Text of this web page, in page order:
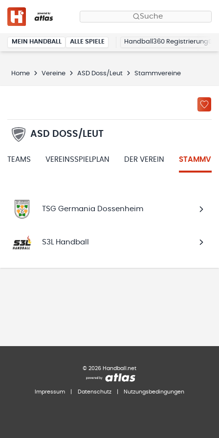
Suche
MEIN HANDBALL ALLE SPIELE Handball360 Registrierung
Home Vereine ASD Doss/Leut Stammvereine
ASD DOSS/LEUT
TEAMS VEREINSSPIELPLAN DER VEREIN
TSG Germania Dossenheim
S3L Handball
© 2026 Handball.net
Impressum Datenschutz Nutzungsbedingungen